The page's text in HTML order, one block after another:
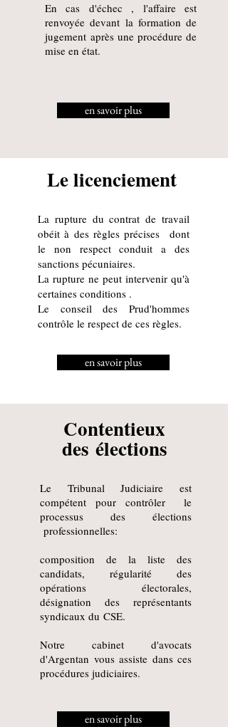
En cas d'échec , l'affaire est
renvoyée devant la formation de
jugement après une procédure de
mise en état.
en savoir plus
Le licenciement
La rupture du contrat de travail
obéit à des règles précises dont
le non respect conduit a des
sanctions pécuniaires.
La rupture ne peut intervenir qu'à
certaines conditions .
Le conseil des Prud'hommes
contrôle le respect de ces règles.
en savoir plus
Contentieux
des élections
Le Tribunal Judiciaire est
compétent pour contrôler le
processus des élections
professionnelles:
composition de la liste des
candidats, régularité des
opérations électorales,
désignation des représentants
syndicaux du CSE.
Notre cabinet d'avocats
d'Argentan vous assiste dans ces
procédures judiciaires.
en savoir plus